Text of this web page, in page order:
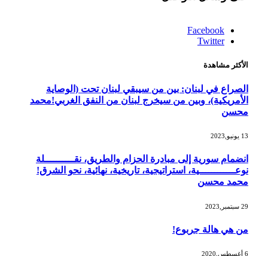
Facebook
Twitter
الأكثر مشاهدة
الصراع في لبنان: بين من سيبقي لبنان تحت (الوصاية
الأمريكية)، وبين من سيخرج لبنان من النفق الغربي!محمد
محسن
13 يونيو,2023
انضمام سورية إلى مبادرة الحزام والطريق، نقــــــــــلة
نوعــــــــــــية، استراتيجية، تاريخية، نهائية، نحو الشرق!
محمد محسن
29 سبتمبر,2023
من هي هالة جربوع!